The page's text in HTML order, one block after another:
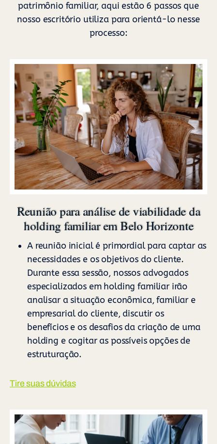
patrimônio familiar, aqui estão 6 passos que
nosso escritório utiliza para orientá-lo nesse
processo:
Reunião para análise de viabilidade da
holding familiar em Belo Horizonte
A reunião inicial é primordial para captar as
necessidades e os objetivos do cliente.
Durante essa sessão, nossos advogados
especializados em holding familiar irão
analisar a situação econômica, familiar e
empresarial do cliente, discutir os
benefícios e os desafios da criação de uma
holding e cogitar as possíveis opções de
estruturação.
Tire suas dúvidas